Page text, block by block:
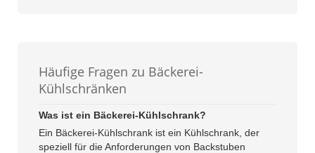
Häufige Fragen zu Bäckerei-
Kühlschränken
Was ist ein Bäckerei-Kühlschrank?
Ein Bäckerei-Kühlschrank ist ein Kühlschrank, der
speziell für die Anforderungen von Backstuben